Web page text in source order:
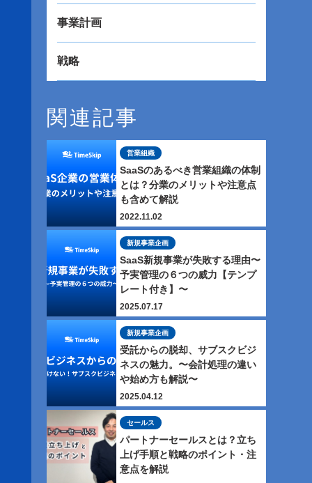
事業計画
戦略
関連記事
営業組織
SaaSのあるべき営業組織の体制
とは？分業のメリットや注意点
も含めて解説
2022.11.02
新規事業企画
SaaS新規事業が失敗する理由〜
予実管理の６つの威力【テンプ
レート付き】〜
2025.07.17
新規事業企画
受託からの脱却、サブスクビジ
ネスの魅力。〜会計処理の違い
や始め方も解説〜
2025.04.12
セールス
パートナーセールスとは？立ち
上げ手順と戦略のポイント・注
意点を解説